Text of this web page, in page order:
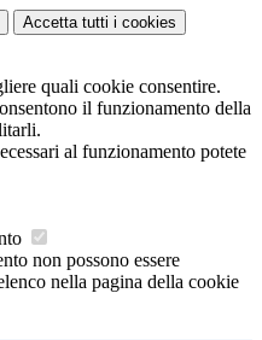
Accetta tutti i cookies
quali cookie consentire.
il funzionamento della
al funzionamento potete
non possono essere
nella pagina della cookie